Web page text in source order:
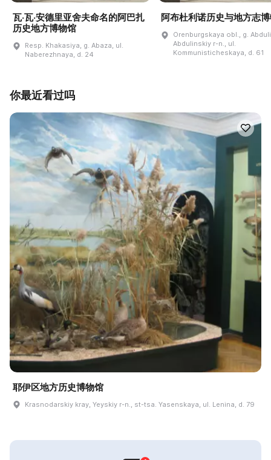
瓦·瓦·安德里亚舍夫命名的阿巴扎
历史地方博物馆
Resp. Khakasiya, g. Abaza, ul.
Naberezhnaya, d. 24
阿布杜利诺历史与地方志
Orenburgskaya obl., g.
Abdulinskiy r-n., ul.
Kommunisticheskaya, d. 61
你最近看过吗
耶伊区地方历史博物馆
Krasnodarskiy kray, Yeyskiy r-n., st-tsa. Yasenskaya, ul. Lenina, d. 79